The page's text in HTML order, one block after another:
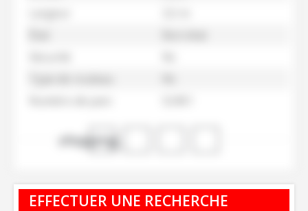
shopping_cart
EFFECTUER UNE RECHERCHE